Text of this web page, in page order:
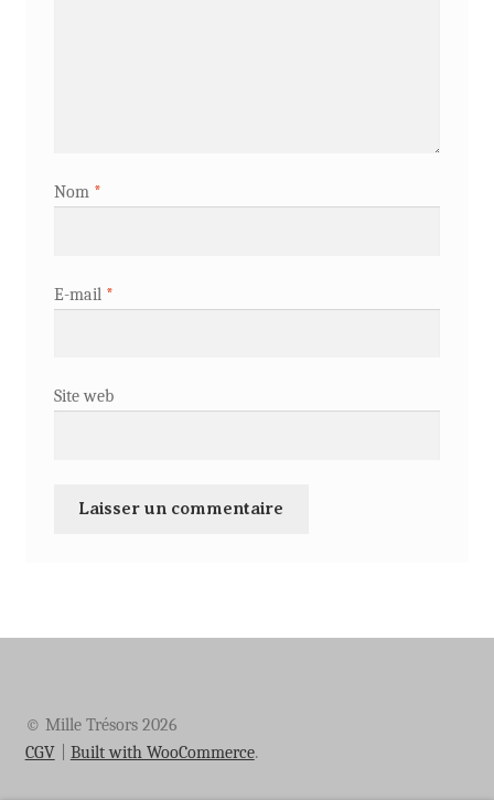
Nom *
E-mail *
Site web
© Mille Trésors 2026
CGV
Built with WooCommerce.